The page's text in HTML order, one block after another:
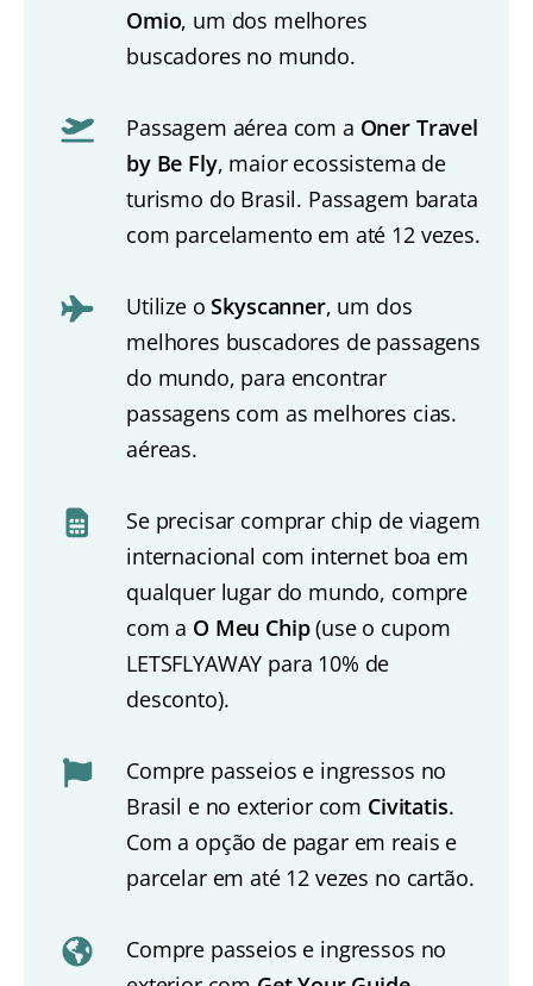
Omio, um dos melhores
buscadores no mundo.
Passagem aérea com a Oner Travel
by Be Fly, maior ecossistema de
turismo do Brasil. Passagem barata
com parcelamento em até 12 vezes.
Utilize oSkyscanner, um dos
melhores buscadores de passagens
do mundo, para encontrar
passagens com as melhores cias.
aéreas.
Se precisar comprar chip de viagem
internacional com internet boa em
qualquer lugar do mundo, compre
com a O Meu Chip(use o cupom
LETSFLYAWAY para 10% de
desconto).
Compre passeios e ingressos no
Brasil e no exterior com Civitatis.
Com a opção de pagar em reais e
parcelar em até 12 vezes no cartão.
Compre passeios e ingressos no